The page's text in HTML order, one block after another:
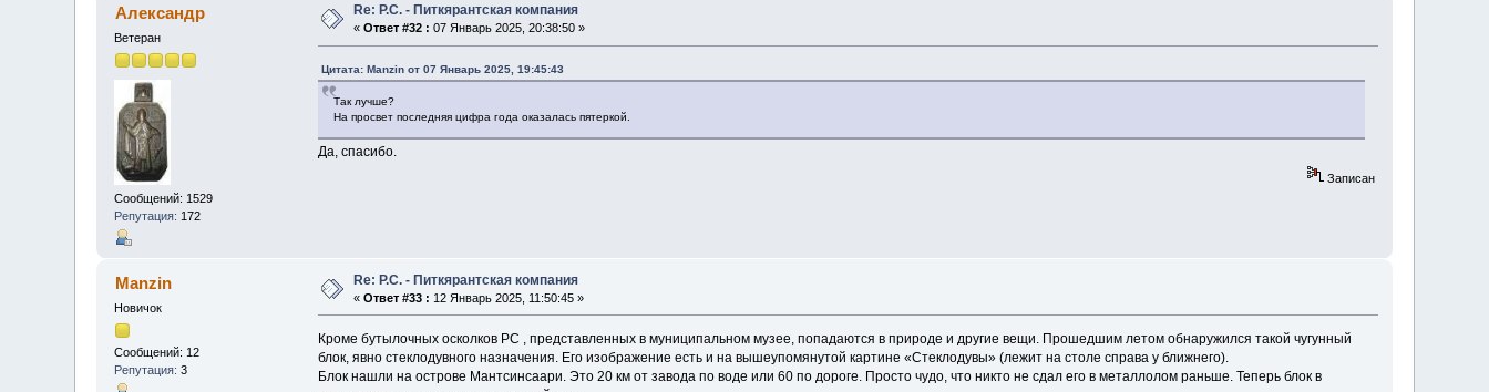
Александр
Ветеран
Сообщений: 1529
Репутация: 172
Re: Р.С. - Питкярантская компания
«Ответ #32 : 07 Январь 2025, 20:38:50 »
Цитата: Manzin от 07 Январь 2025, 19:45:43
Так лучше?
На просвет последняя цифра года оказалась пятеркой.
Да, спасибо.
Записан
Manzin
Новичок
Сообщений: 12
Репутация: 3
Re: Р.С. - Питкярантская компания
«Ответ #33 : 12 Январь 2025, 11:50:45 »
Кроме бутылочных осколков РС , представленных в муниципальном музее, попадаются в природе и другие вещи. Прошедшим летом обнаружился такой чугунный
блок, явно стеклодувного назначения. Его изображение есть и на вышеупомянутой картине «Стеклодувы» (лежит на столе справа у ближнего).
Блок нашли на острове Мантсинсаари. Это 20 км от завода по воде или 60 по дороге. Просто чудо, что никто не сдал его в металлолом раньше. Теперь блок в